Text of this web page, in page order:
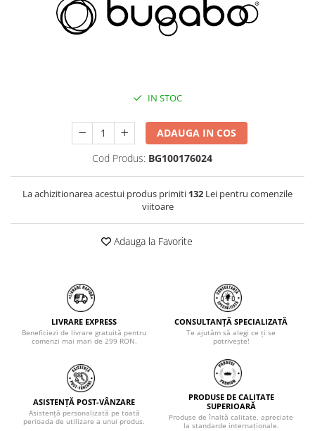
IN STOC
ADAUGA IN COS
Cod Produs: BG100176024
La achizitionarea acestui produs primiti 132 Lei pentru comenzile
viitoare
Adauga la Favorite
LIVRARE EXPRESS
Beneficiezi de livrare gratuită pentru
comenzi mai mari de 299 RON.
CONSULTANȚĂ SPECIALIZATĂ
Te ajutăm să alegi ce ți se
potrivește!
ASISTENȚĂ POST-VÂNZARE
Asistență personalizată pe toată
perioada de utilizare a unui produs.
PRODUSE DE CALITATE
SUPERIOARĂ
Produse de înaltă calitate, apreciate
la standarde internaționale.